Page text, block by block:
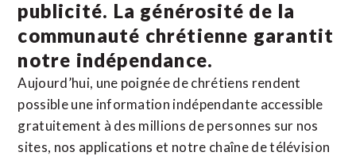
publicité. La générosité de la
communauté chrétienne garantit
notre indépendance.
Aujourd’hui, une poignée de chrétiens rendent
possible une information indépendante accessible
gratuitement à des millions de personnes sur nos
sites, nos applications et notre chaîne de télévision